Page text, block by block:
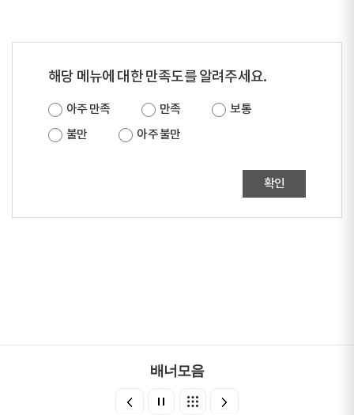
해당 메뉴에 대한 만족도를 알려주세요.
아주 만족 만족
보통
불만
아주 불만
확인
배너모음